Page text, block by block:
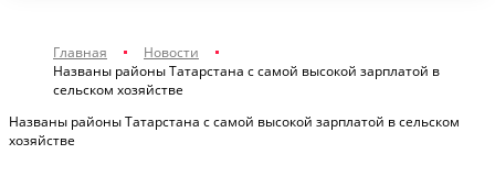
Главная
Новости
Названы районы Татарстана с самой высокой зарплатой в
сельском хозяйстве
Названы районы Татарстана с самой высокой зарплатой в сельском
хозяйстве